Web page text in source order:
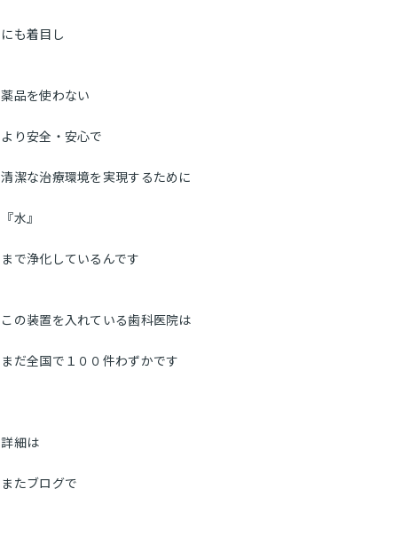
にも着目し
薬品を使わない
より安全・安心で
清潔な治療環境を実現するために
『水』
まで浄化しているんです
この装置を入れている歯科医院は
まだ全国で１００件わずかです
詳細は
またブログで